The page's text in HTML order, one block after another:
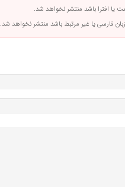
یا افترا باشد منتشر نخواهد شد.
فارسی یا غیر مرتبط باشد منتشر نخواهد شد.